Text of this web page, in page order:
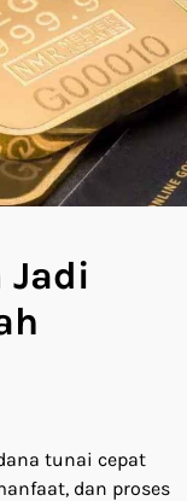
Jadi
tunai cepat
dan proses